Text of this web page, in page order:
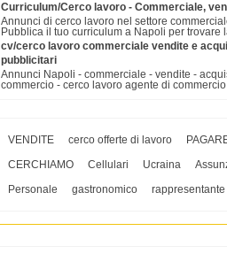
Curriculum/Cerco lavoro - Commerciale,
Annunci di cerco lavoro nel settore
Pubblica il tuo curriculum a Napoli per trovare
cv/cerco lavoro commerciale vendite e
pubblicitari
Annunci Napoli - commerciale - vendite -
commercio - cerco lavoro agente di
VENDITE cerco offerte di lavoro
CERCHIAMO
Cellulari Ucraina
Personale
gastronomico rappresentante